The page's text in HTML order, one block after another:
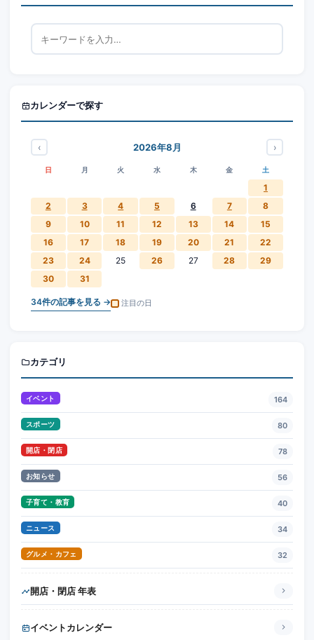
カレンダーで探す
‹ 2026年8月 ›
日 月 火 水 木 金 土
1
2
3 4 5 6 7
8
9
10 11 12 13 14
15
16
17 18 19 20 21
22
23
24 25 26 27 28
29
30
31
34件の記事を見る → 注目の日
カテゴリ
イベント 164
スポーツ 80
開店・閉店 78
お知らせ 56
子育て・教育 40
ニュース 34
グルメ・カフェ 32
開店・閉店 年表
イベントカレンダー